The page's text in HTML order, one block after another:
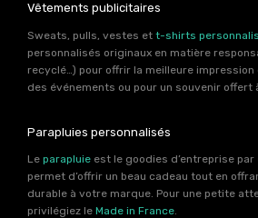
Vêtements publicitaires
Sweats, pulls, vestes et t-shirts
personnalisés originaux en matière
recyclé…) pour offrir la meilleure
des événements ou pour un souvenir offert
Parapluies personnalisés
Le parapluie est le goodies d’entreprise par
permet d’offrir un beau cadeau tout en
durable à votre marque. Pour une petite
privilégiez le Made in France.